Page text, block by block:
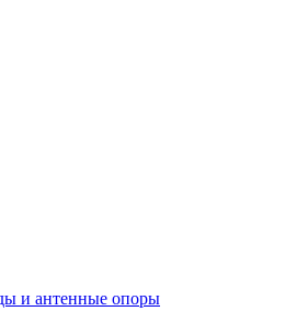
и антенные опоры